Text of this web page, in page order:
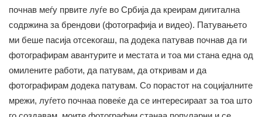
почнав меѓу првите луѓе во Србија да креирам дигитална
содржина за брендови (фотографија и видео). Патувањето
ми беше пасија отсекогаш, па додека патував почнав да ги
фотографирам авантурите и местата и тоа ми стана една од
омилените работи, да патувам, да откривам и да
фотографирам додека патувам. Со порастот на социјалните
мрежи, луѓето почнаа повеќе да се интересираат за тоа што